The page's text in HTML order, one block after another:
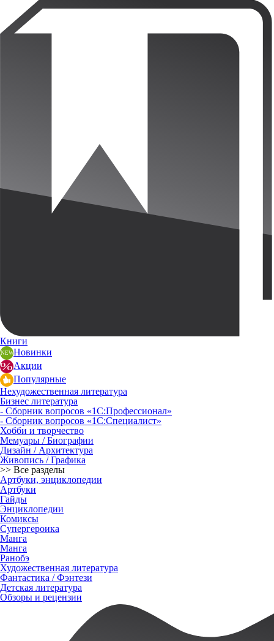
Книги
Новинки
Акции
Популярные
Нехудожественная литература
Бизнес литература
- Сборник вопросов «1С:Профессионал»
- Сборник вопросов «1С:Специалист»
Хобби и творчество
Мемуары / Биографии
Дизайн / Архитектура
Живопись / Графика
>> Все разделы
Артбуки, энциклопедии
Артбуки
Гайды
Энциклопедии
Комиксы
Супергероика
Манга
Манга
Ранобэ
Художественная литература
Фантастика / Фэнтези
Детская литература
Обзоры и рецензии